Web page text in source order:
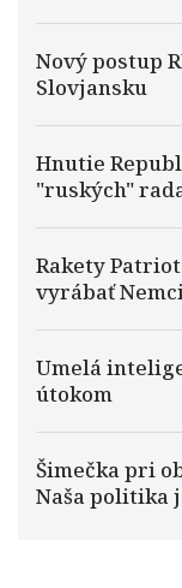
Nový postup
Slovjansku
Hnutie
"ruských"
Rakety
vyrábať
Umelá
útokom
Šimečka pri
Naša politika